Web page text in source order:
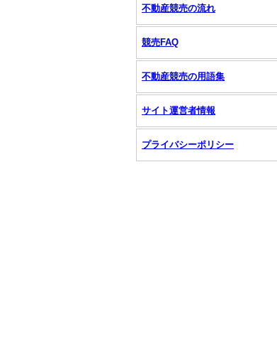
不動産競売の流れ
競売FAQ
不動産競売の用語集
サイト運営者情報
プライバシーポリシー